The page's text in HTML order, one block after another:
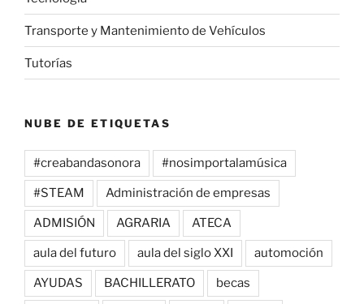
Transporte y Mantenimiento de Vehículos
Tutorías
NUBE DE ETIQUETAS
#creabandasonora #nosimportalamúsica
#STEAM Administración de empresas
ADMISIÓN AGRARIA ATECA
aula del futuro aula del siglo XXI automoción
AYUDAS BACHILLERATO becas